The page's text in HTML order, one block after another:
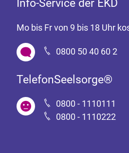
Info-Service der EKD
Mo bis Fr von 9 bis 18 Uhr
0800 50 40 60 2
TelefonSeelsorge®
0800 - 1110111
0800 - 1110222